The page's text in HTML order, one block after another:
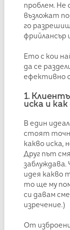
проблем. Не
възложат
го
фрийлансър
Ето с кои
да се
ефективно
1.
иска и
В един
стоят
какво иска,
Друг път
заблуждава.
идея какво
то ще му
си давам
изречение.)
От